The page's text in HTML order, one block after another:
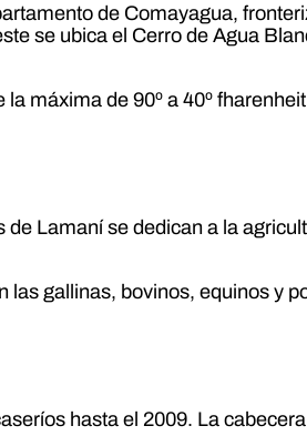
de Comayagua,
se ubica el Cerro de Agua
máxima de 90º a 40º
Lamaní se dedican a la
gallinas, bovinos, equinos y
hasta el 2009. La